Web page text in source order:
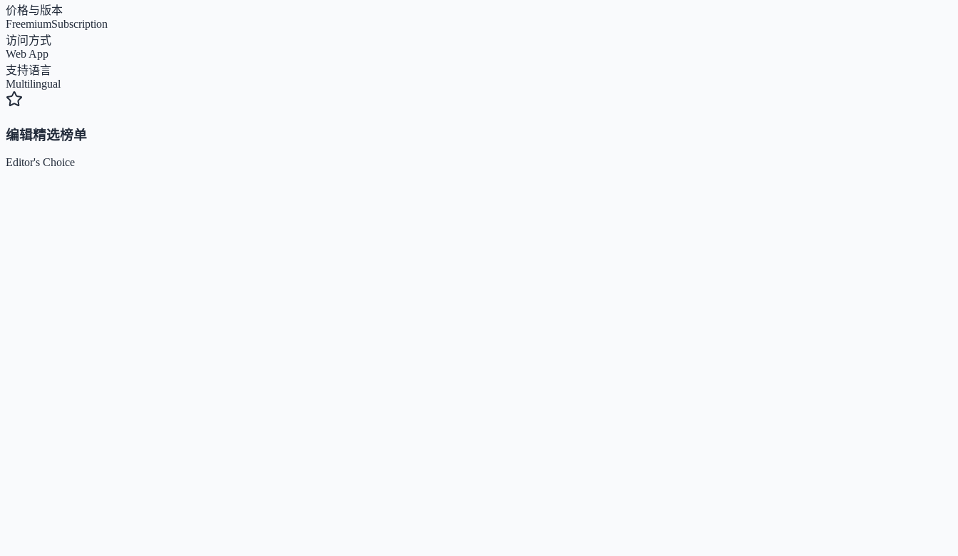
价格与版本
FreemiumSubscription
访问方式
Web App
支持语言
Multilingual
编辑精选榜单
Editor's Choice